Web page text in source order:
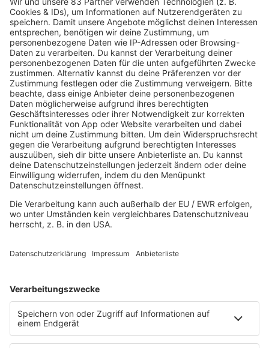
80s80s BOWIE
80s80s BREAKDANCE
80s80s DANCE
80s80s DARK WAVE
80s80s DEPECHE MODE
80s80s DEUTSCH
80s80s DINNERPARTY
80s80s EBM
80s80s FREESTYLE
80s80s FUNK & SOUL
80s80s HIPHOP
80s80s IN THE MIX
80s80s ITALO DISCO
80s80s ITALO DISCO IN THE MIX
80s80s JACKSON
80s80s LIVE
80s80s MAXIS
80s80s PARTY
80s80s POP STORIES
80s80s PRINCE
80s80s QUEEN
80s80s REGGAE